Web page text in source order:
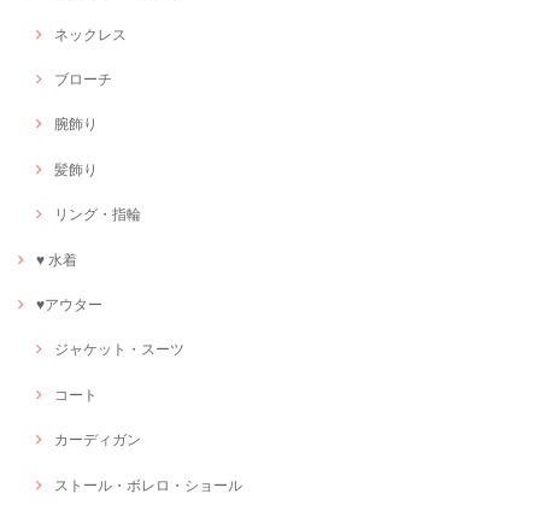
ネックレス
ブローチ
腕飾り
髪飾り
リング・指輪
♥ 水着
♥アウター
ジャケット・スーツ
コート
カーディガン
ストール・ボレロ・ショール